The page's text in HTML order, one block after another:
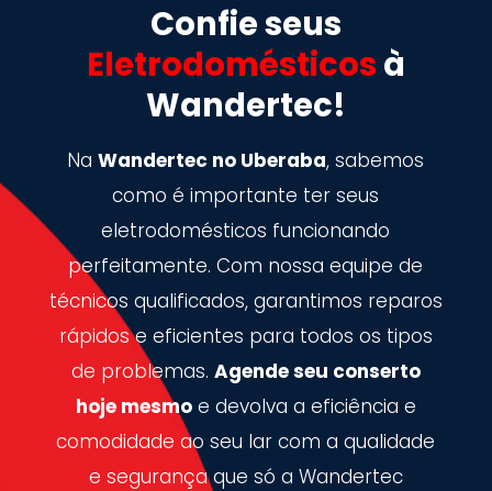
Confie seus
Eletrodomésticos à
Wandertec!
NaWandertec no Uberaba, sabemos
como é importante ter seus
eletrodomésticos funcionando
perfeitamente. Com nossa equipe de
técnicos qualificados, garantimos reparos
rápidos e eficientes para todos os tipos
de problemas. Agende seu conserto
hoje mesmoe devolva a eficiência e
comodidade ao seu lar com a qualidade
e segurança que só a Wandertec